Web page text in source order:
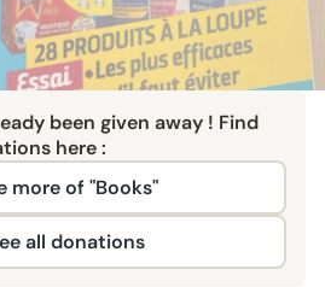
been given away ! Find
here :
more of "Books"
all donations